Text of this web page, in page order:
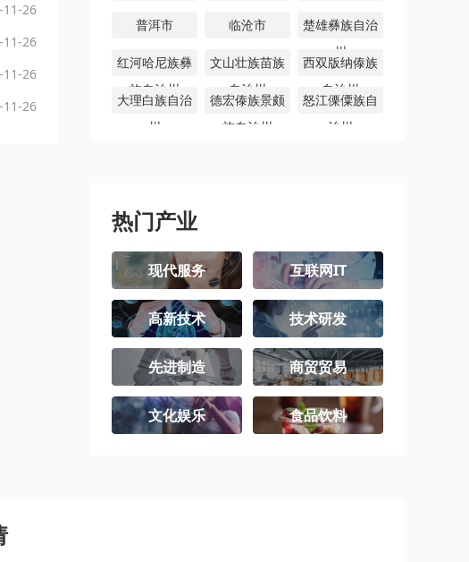
11-26
11-26
11-26
11-26
普洱市 临沧市
楚雄彝族自治
州
红河哈尼族彝
族自治州
文山壮族苗族
自治州
西双版纳傣族
自治州
大理白族自治
州
德宏傣族景颇
族自治州
怒江傈僳族自
治州
热门产业
现代服务 互联网IT
高新技术 技术研发
先进制造 商贸贸易
文化娱乐 食品饮料